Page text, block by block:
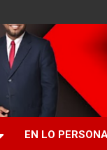
EN LO